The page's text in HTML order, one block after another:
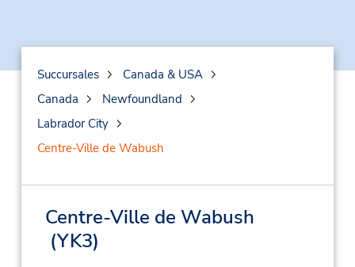
Succursales
Canada & USA
Canada
Newfoundland
Labrador City
Centre-Ville de Wabush
Centre-Ville de Wabush
(YK3)